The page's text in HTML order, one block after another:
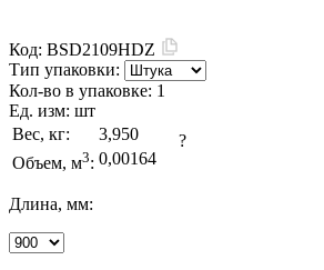
Код: BSD2109HDZ
Тип упаковки:
Кол-во в упаковке: 1
Ед. изм: шт
Вес, кг:
3,950
Объем, м3: 0,00164
?
Длина, мм: